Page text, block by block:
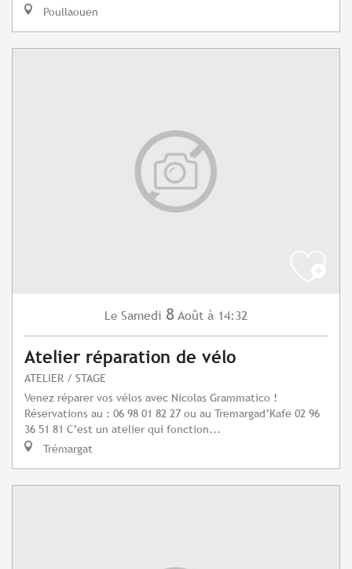
Poullaouen
Le Samedi 8 Août à 14:32
Atelier réparation de vélo
ATELIER / STAGE
Venez réparer vos vélos avec Nicolas Grammatico !
Réservations au : 06 98 01 82 27 ou au Tremargad’Kafe 02 96
36 51 81 C’est un atelier qui fonction...
Trémargat